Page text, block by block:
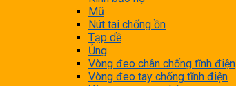
Mũ
Nút tai chống ồn
Tạp dề
Ủng
Vòng đeo chân chống tĩnh điện
Vòng đeo tay chống tĩnh điện